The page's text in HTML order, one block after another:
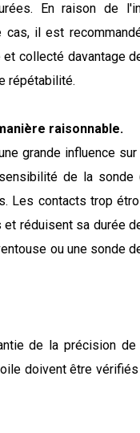
En raison de
cas, il est
collecté davantage
répétabilité.
raisonnable.
grande influence
de la
Les contacts trop
réduisent sa durée
ou une sonde
de la précision
doivent être